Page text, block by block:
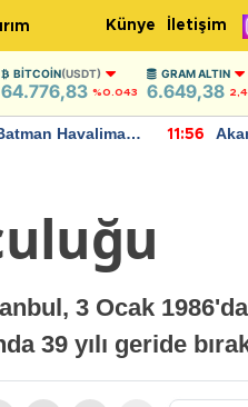
Künye İletişim
BITCOIN(USDT)
64.776,83 %0.043
GRAM ALTIN
6.649,38
Havalimanı
11:56
3 Ocak 1986'da
39 yılı geride